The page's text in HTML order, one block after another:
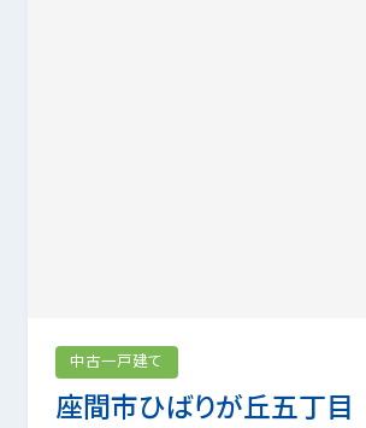
座間市ひばりが丘五丁目
中古一戸建て